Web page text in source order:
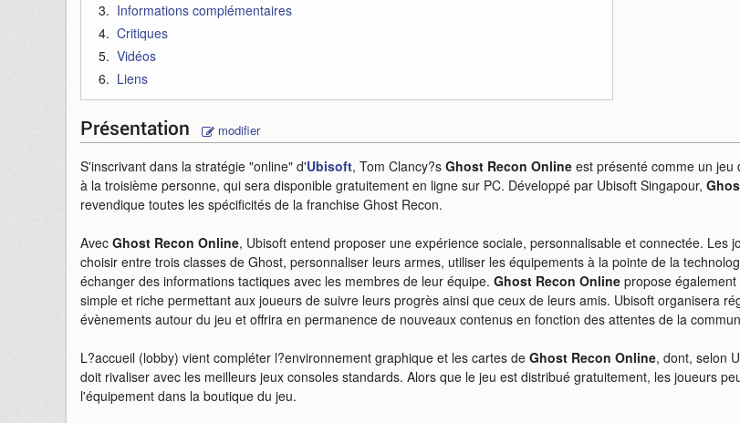
Informations complémentaires
Critiques
Vidéos
Liens
Présentation modifier
S'inscrivant dans la stratégie "online" d'Ubisoft, Tom Clancy?s Ghost Recon Online est présenté comme un jeu
à la troisième personne, qui sera disponible gratuitement en ligne sur PC. Développé par Ubisoft Singapour,
revendique toutes les spécificités de la franchise Ghost Recon.
Avec Ghost Recon Online, Ubisoft entend proposer une expérience sociale, personnalisable et connectée. Les
choisir entre trois classes de Ghost, personnaliser leurs armes, utiliser les équipements à la pointe de la
échanger des informations tactiques avec les membres de leur équipe. Ghost Recon Online propose
simple et riche permettant aux joueurs de suivre leurs progrès ainsi que ceux de leurs amis. Ubisoft organisera
évènements autour du jeu et offrira en permanence de nouveaux contenus en fonction des attentes de la
L?accueil (lobby) vient compléter l?environnement graphique et les cartes de Ghost Recon Online, dont, selon
doit rivaliser avec les meilleurs jeux consoles standards. Alors que le jeu est distribué gratuitement, les joueurs
l'équipement dans la boutique du jeu.